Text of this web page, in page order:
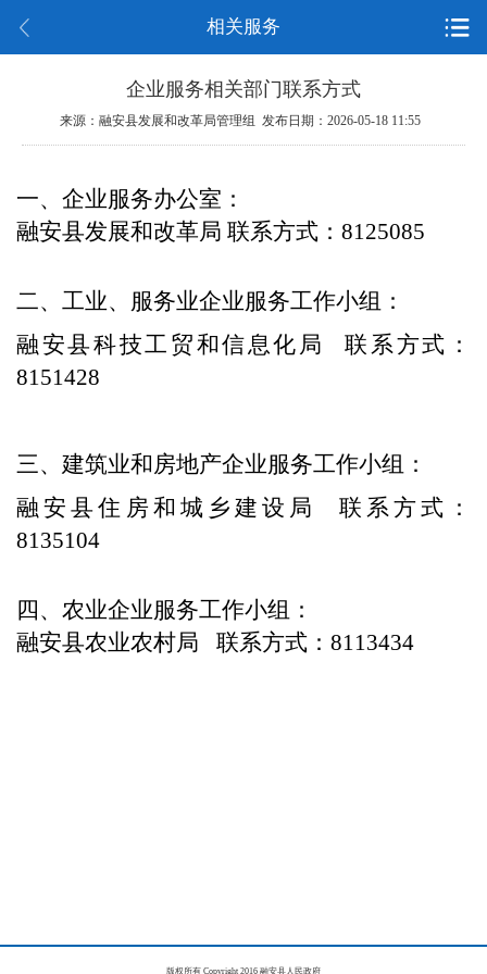
相关服务
企业服务相关部门联系方式
来源：融安县发展和改革局管理组 发布日期：2026-05-18 11:55
一、企业服务办公室：
融安县发展和改革局 联系方式：8125085
二、工业、服务业企业服务工作小组 ：
融安县科技工贸和信息化局 联系方式：
8151428
三、建筑业和房地产企业服务工作小组 ：
融安县住房和城乡建设局 联系方式：
8135104
四、农业企业服务工作小组 ：
融安县农业农村局 联系方式：8113434
版权所有 Copyright 2016 融安县人民政府